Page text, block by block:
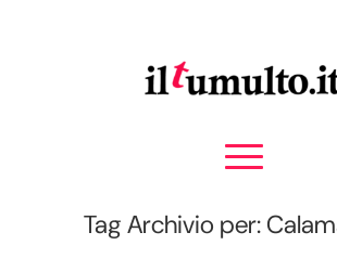
Tag Archivio per: